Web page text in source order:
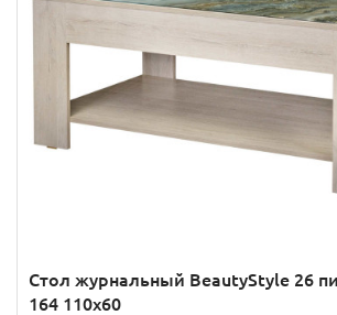
Стол журнальный BeautyStyle 26
164 110x60